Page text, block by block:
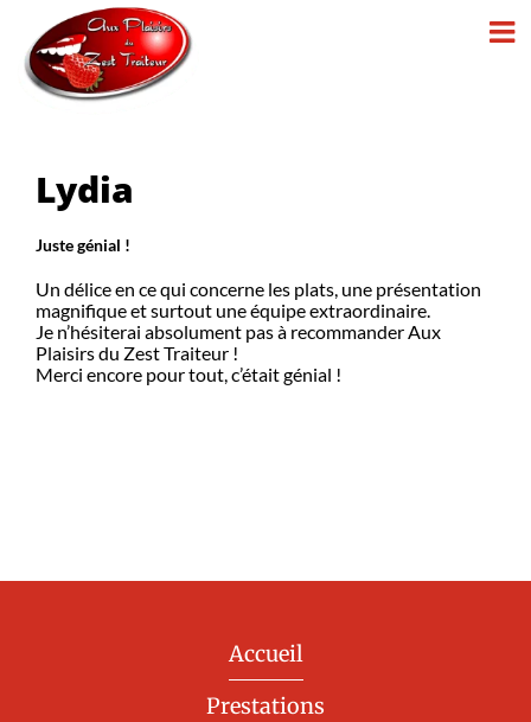
Passer
contenu
Lydia
Juste génial !
Un délice en ce qui concerne les plats, une présentation
magnifique et surtout une équipe extraordinaire.
Je n’hésiterai absolument pas à recommander Aux
Plaisirs du Zest Traiteur !
Merci encore pour tout, c’était génial !
Accueil
Prestations